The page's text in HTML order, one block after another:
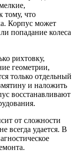
тому, что
Корпус может
попадание колеса
рихтовку,
геометрии,
только отдельный
и наложить
восстанавливают
от сложности
всегда удается. В